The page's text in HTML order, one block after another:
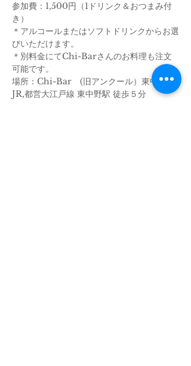
参加費：1,500円（1ドリンク＆おつまみ付
き）
＊アルコールまたはソフトドリンクからお選
びいただけます。
＊別料金にてChi-Barさんのお料理も注文
可能です。
場所：Chi-Bar　(旧アンクール）東中野
JR,都営大江戸線 東中野駅 徒歩５分